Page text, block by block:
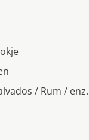
/ Rum / enz.